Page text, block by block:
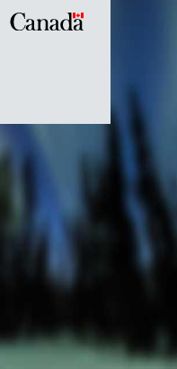
Canada